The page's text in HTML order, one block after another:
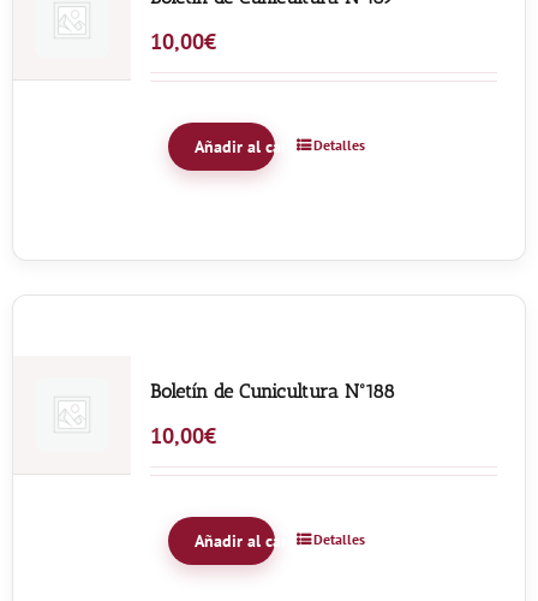
10,00€
Añadir al carritoDetalles
Boletín de Cunicultura Nº188
10,00€
Añadir al carritoDetalles